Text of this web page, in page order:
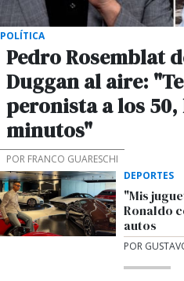
POLÍTICA
Pedro Rosemblat
Duggan al aire:
peronista a los
minutos"
POR FRANCO GUARESCHI
DEPORTES
"Mis
Ronaldo
autos
POR